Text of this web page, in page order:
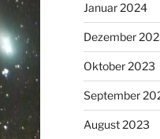
Januar 2024
Dezember
Oktober 2023
September
August 2023